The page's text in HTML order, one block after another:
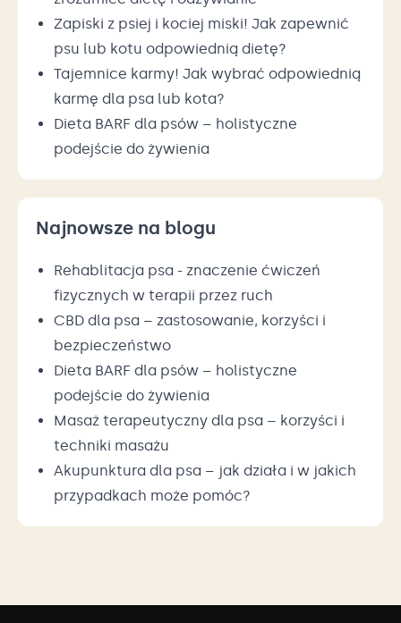
Zapiski z psiej i kociej miski! Jak zapewnić
psu lub kotu odpowiednią dietę?
Tajemnice karmy! Jak wybrać odpowiednią
karmę dla psa lub kota?
Dieta BARF dla psów – holistyczne
podejście do żywienia
Najnowsze na blogu
Rehablitacja psa - znaczenie ćwiczeń
fizycznych w terapii przez ruch
CBD dla psa – zastosowanie, korzyści i
bezpieczeństwo
Dieta BARF dla psów – holistyczne
podejście do żywienia
Masaż terapeutyczny dla psa – korzyści i
techniki masażu
Akupunktura dla psa – jak działa i w jakich
przypadkach może pomóc?